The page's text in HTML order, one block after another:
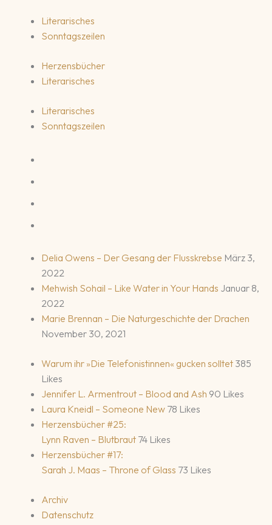
Literarisches
Sonntagszeilen
Herzensbücher
Literarisches
Literarisches
Sonntagszeilen
Delia Owens – Der Gesang der Flusskrebse März 3,
2022
Mehwish Sohail – Like Water in Your Hands Januar 8,
2022
Marie Brennan – Die Naturgeschichte der Drachen
November 30, 2021
Warum ihr »Die Telefonistinnen« gucken solltet 385
Likes
Jennifer L. Armentrout – Blood and Ash 90 Likes
Laura Kneidl – Someone New 78 Likes
Herzensbücher #25:
Lynn Raven – Blutbraut 74 Likes
Herzensbücher #17:
Sarah J. Maas – Throne of Glass 73 Likes
Archiv
Datenschutz